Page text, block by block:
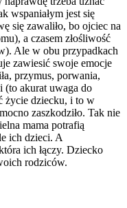
wspaniałym jest się
się zawaliło, bo ojciec na
a czasem złośliwość
Ale w obu przypadkach
zawiesić swoje emocje
przymus, porwania,
(to akurat uwaga do
życie dziecku, i to w
zaszkodziło. Tak nie
mama potrafią
ich dzieci. A
ich łączy. Dziecko
rodziców.